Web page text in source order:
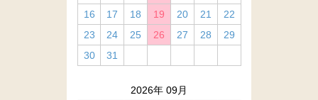
16
17 18 19 20 21
22
23
24 25 26 27 28
29
30
31
2026年 09月